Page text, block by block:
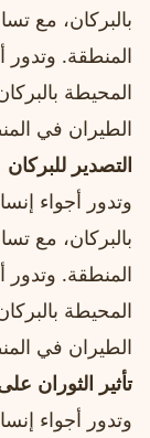
بالبركان، مع
المنطقة. وتدور
المحيطة
الطيران في
التصدير للبركان
وتدور أجواء
بالبركان، مع
المنطقة. وتدور
المحيطة
الطيران في
تأثير الثوران
وتدور أجواء